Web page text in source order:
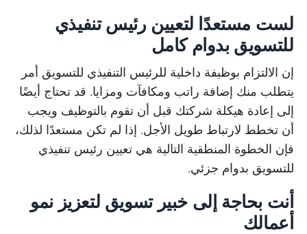
لست مستعدًا لتعيين رئيس تنفيذي
للتسويق بدوام كامل
إن الالتزام بوظيفة داخلية للرئيس التنفيذي للتسويق أمر
يتطلب منك إضافة راتب ومكافآت ومزايا. قد تحتاج أيضًا
إلى إعادة هيكلة شركتك قبل أن تقوم بالتوظيف ويجب
أن تخطط لارتباط طويل الأجل. إذا لم تكن مستعدًا لذلك،
فإن الخطوة المنطقية التالية هي تعيين رئيس تنفيذي
للتسويق بدوام جزئي.
أنت بحاجة إلى خبير تسويق لتعزيز نمو
أعمالك